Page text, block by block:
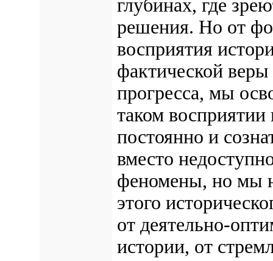
глубинах, где
решения. Но от
восприятия
фактической
прогресса, мы
таком
постоянно и
вместо
феномены, но мы
этого
от деятельно-
истории, от